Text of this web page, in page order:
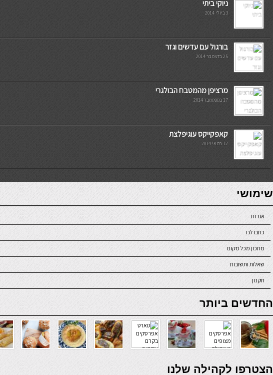
ניוקי ביתי
3 ביולי 2014
בורגול עם עדשים וגזר
25 בדצמבר 2014
מרציפן מהמטבח הבולגרי
17 בספטמבר 2014
קאפקייקס עוגיפלצת
12 במאי 2014
7slots
seriöse online casinos österreich
שימושי
אודות
כתבו לנו
מתכון מכל מקום
שאלות ותשובות
תקנון
online casino
החדשים ביותר
verde casino
הצטרפו לקהילה שלנו